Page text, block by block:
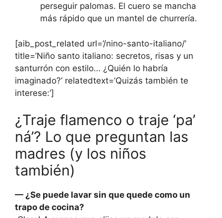
perseguir palomas. El cuero se mancha
más rápido que un mantel de churrería.
[aib_post_related url=’/nino-santo-italiano/’
title=’Niño santo italiano: secretos, risas y un
santurrón con estilo… ¿Quién lo habría
imaginado?’ relatedtext=’Quizás también te
interese:’]
¿Traje flamenco o traje ‘pa’
ná’? Lo que preguntan las
madres (y los niños
también)
— ¿Se puede lavar sin que quede como un
trapo de cocina?